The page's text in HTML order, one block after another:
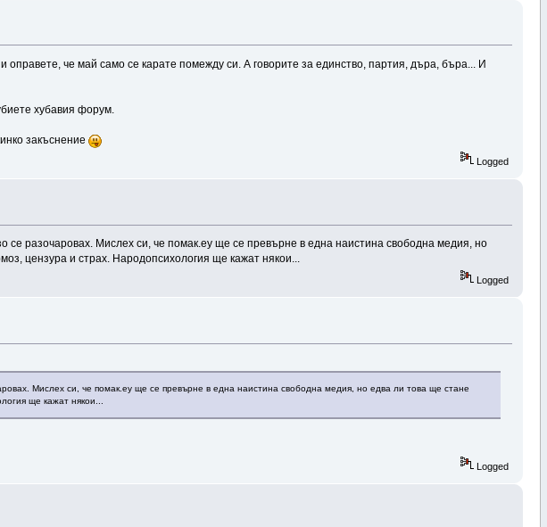
че май само се карате помежду си. А говорите за единство, партия, дъра, бъра... И
хубавия форум.
закъснение
Logged
разочаровах. Мислех си, че помак.еу ще се превърне в една наистина свободна медия, но
цензура и страх. Народопсихология ще кажат някои...
Logged
Мислех си, че помак.еу ще се превърне в една наистина свободна медия, но едва ли това ще стане
ще кажат някои...
Logged